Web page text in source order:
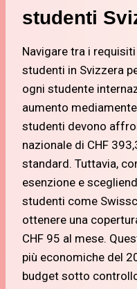
studenti
Navigare tra i
studenti in Svizzera
ogni studente
aumento
studenti devono
nazionale di CHF
standard. Tuttavia,
esenzione e
studenti come
ottenere una
CHF 95 al mese.
più economiche del
budget sotto